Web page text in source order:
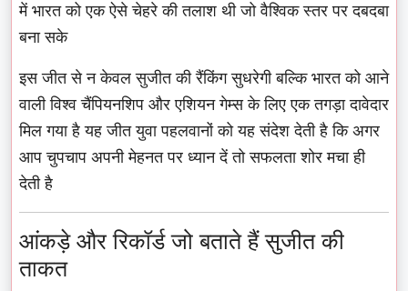
में भारत को एक ऐसे चेहरे की तलाश थी जो वैश्विक स्तर पर दबदबा
बना सके
इस जीत से न केवल सुजीत की रैंकिंग सुधरेगी बल्कि भारत को आने
वाली विश्व चैंपियनशिप और एशियन गेम्स के लिए एक तगड़ा दावेदार
मिल गया है यह जीत युवा पहलवानों को यह संदेश देती है कि अगर
आप चुपचाप अपनी मेहनत पर ध्यान दें तो सफलता शोर मचा ही
देती है
आंकड़े और रिकॉर्ड जो बताते हैं सुजीत की
ताकत